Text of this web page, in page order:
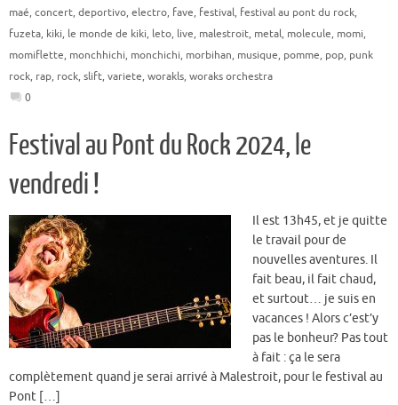
maé, concert, deportivo, electro, fave, festival, festival au pont du rock,
fuzeta, kiki, le monde de kiki, leto, live, malestroit, metal, molecule, momi,
momiflette, monchhichi, monchichi, morbihan, musique, pomme, pop, punk
rock, rap, rock, slift, variete, worakls, woraks orchestra
0
Festival au Pont du Rock 2024, le
vendredi !
Il est 13h45, et je quitte
le travail pour de
nouvelles aventures. Il
fait beau, il fait chaud,
et surtout… je suis en
vacances ! Alors c’est’y
pas le bonheur? Pas tout
à fait : ça le sera
complètement quand je serai arrivé à Malestroit, pour le festival au
Pont […]